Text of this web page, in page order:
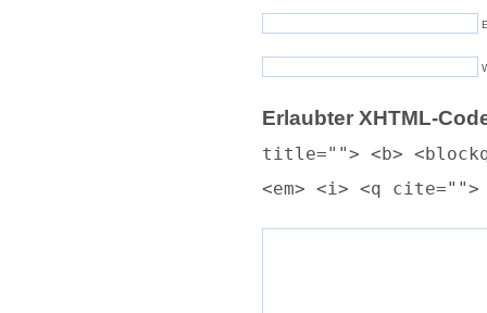
Erlaubter XHTML-
title=""> <b>
<em> <i> <q